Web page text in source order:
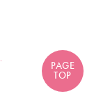
PAGE
TOP